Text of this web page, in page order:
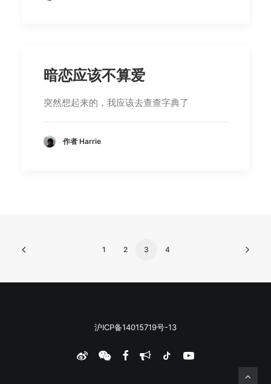
暗恋应该不算爱
突然想起来的，我应该去查查字典了
作者 Harrie
1 2 3 4
沪ICP备14015719号-13